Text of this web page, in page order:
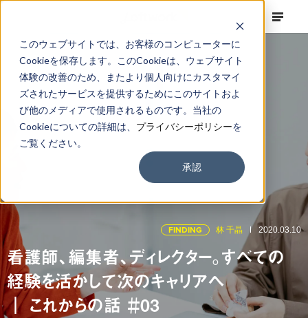
このウェブサイトでは、お客様のコンピューターに
Cookieを保存します。このCookieは、ウェブサイト
体験の改善のため、またより個人向けにカスタマイ
ズされたサービスを提供するためにこのサイトおよ
び他のメディアで使用されるものです。当社の
Cookieについての詳細は、 プライバシーポリシーを
ご覧ください。
承認
FINDING 林 千晶 2020.03.10
看護師、編集者、ディレクター。すべての
経験を活かして次のキャリアへ
｜ これからの話 ＃03